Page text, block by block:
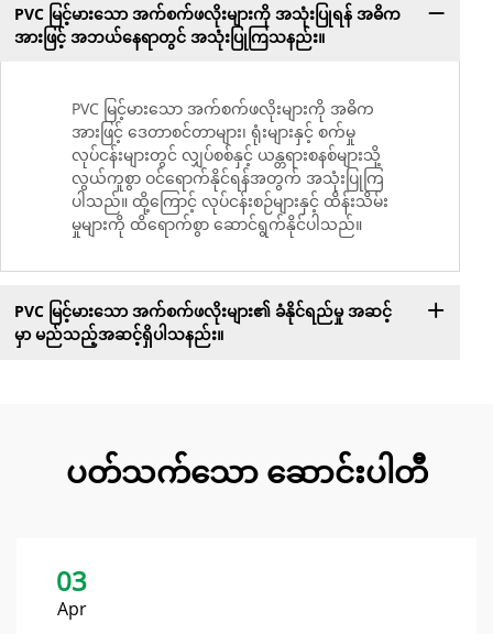
PVC မြင့်မားသော အက်စက်ဖလိုးများကို အသုံးပြုရန် အဓိက
အားဖြင့် အဘယ်နေရာတွင် အသုံးပြုကြသနည်း။
PVC မြင့်မားသော အက်စက်ဖလိုးများကို အဓိက
အားဖြင့် ဒေတာစင်တာများ၊ ရုံးများနှင့် စက်မှု
လုပ်ငန်းများတွင် လျှပ်စစ်နှင့် ယန္တရားစနစ်များသို့
လွယ်ကူစွာ ဝင်ရောက်နိုင်ရန်အတွက် အသုံးပြုကြ
ပါသည်။ ထို့ကြောင့် လုပ်ငန်းစဉ်များနှင့် ထိန်းသိမ်း
မှုများကို ထိရောက်စွာ ဆောင်ရွက်နိုင်ပါသည်။
PVC မြင့်မားသော အက်စက်ဖလိုးများ၏ ခံနိုင်ရည်မှု အဆင့်
မှာ မည်သည့်အဆင့်ရှိပါသနည်း။
ပတ်သက်သော ဆောင်းပါတီ
03
Apr